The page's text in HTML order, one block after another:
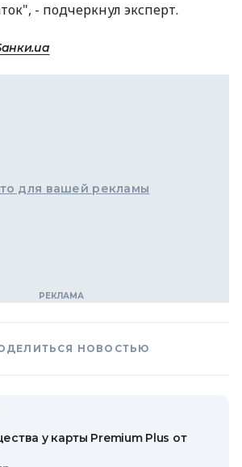
- подчеркнул эксперт.
для вашей рекламы
НОВОСТЬЮ
у карты Premium Plus от